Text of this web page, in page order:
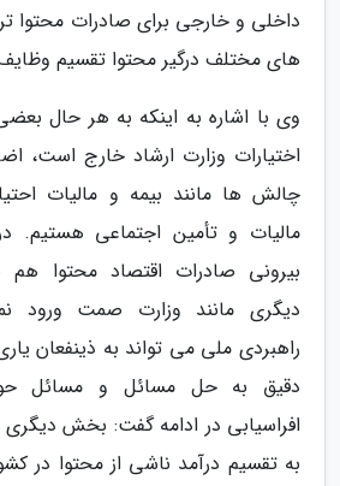
داخلی و خارجی برای صادرات محتوا
های مختلف درگیر محتوا تقسیم
وی با اشاره به اینکه به هر حال
اختیارات وزارت ارشاد خارج است،
چالش ها مانند بیمه و مالیات
مالیات و تأمین اجتماعی
بیرونی صادرات اقتصاد محتوا هم
دیگری مانند وزارت صمت ورود
راهبردی ملی می تواند به ذینفعان
دقیق به حل مسائل و مسائل
افراسیابی در ادامه گفت: بخش دیگری
به تقسیم درآمد ناشی از محتوا در